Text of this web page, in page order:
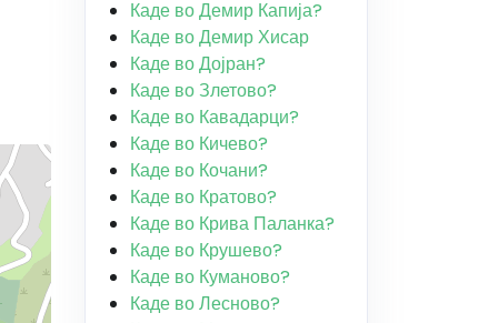
Каде во Демир Капија?
Каде во Демир Хисар
Каде во Дојран?
Каде во Злетово?
Каде во Кавадарци?
Каде во Кичево?
Каде во Кочани?
Каде во Кратово?
Каде во Крива Паланка?
Каде во Крушево?
Каде во Куманово?
Каде во Лесново?